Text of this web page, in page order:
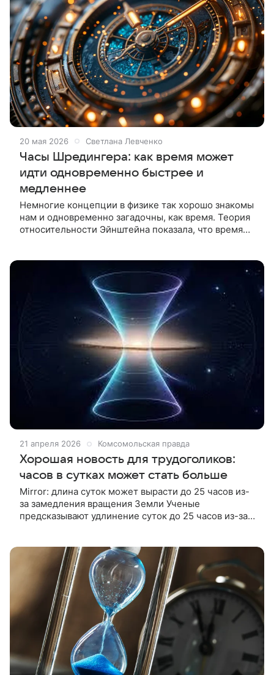
20 мая 2026 Светлана Левченко
Часы Шредингера: как время может
идти одновременно быстрее и
медленнее
Немногие концепции в физике так хорошо знакомы
нам и одновременно загадочны, как время. Теория
относительности Эйнштейна показала, что время
21 апреля 2026 Комсомольская правда
Хорошая новость для трудоголиков:
часов в сутках может стать больше
Mirror: длина суток может вырасти до 25 часов из-
за замедления вращения Земли Ученые
предсказывают удлинение суток до 25 часов из-за